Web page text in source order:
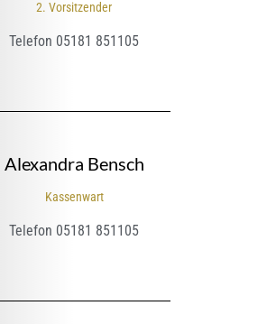
2. Vorsitzender
Telefon 05181 851105
Alexandra Bensch
Kassenwart
Telefon 05181 851105